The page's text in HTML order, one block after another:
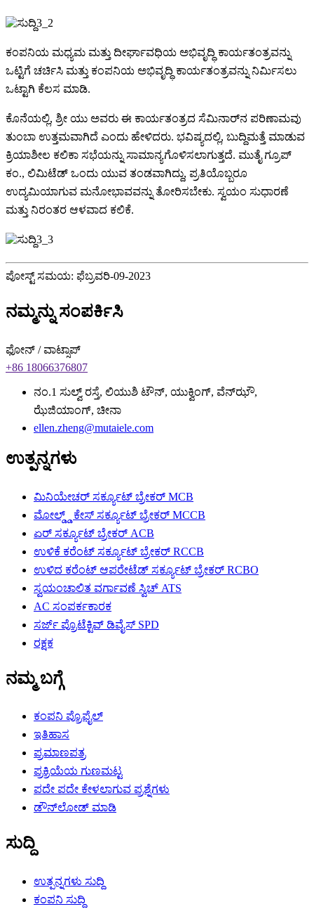
ಕಂಪನಿಯ ಮಧ್ಯಮ ಮತ್ತು ದೀರ್ಘಾವಧಿಯ ಅಭಿವೃದ್ಧಿ ಕಾರ್ಯತಂತ್ರವನ್ನು
ಒಟ್ಟಿಗೆ ಚರ್ಚಿಸಿ ಮತ್ತು ಕಂಪನಿಯ ಅಭಿವೃದ್ಧಿ ಕಾರ್ಯತಂತ್ರವನ್ನು ನಿರ್ಮಿಸಲು
ಒಟ್ಟಾಗಿ ಕೆಲಸ ಮಾಡಿ.
ಕೊನೆಯಲ್ಲಿ, ಶ್ರೀ ಯು ಅವರು ಈ ಕಾರ್ಯತಂತ್ರದ ಸೆಮಿನಾರ್‌ನ ಪರಿಣಾಮವು
ತುಂಬಾ ಉತ್ತಮವಾಗಿದೆ ಎಂದು ಹೇಳಿದರು. ಭವಿಷ್ಯದಲ್ಲಿ, ಬುದ್ದಿಮತ್ತೆ ಮಾಡುವ
ಕ್ರಿಯಾಶೀಲ ಕಲಿಕಾ ಸಭೆಯನ್ನು ಸಾಮಾನ್ಯಗೊಳಿಸಲಾಗುತ್ತದೆ. ಮುತೈ ಗ್ರೂಪ್
ಕಂ., ಲಿಮಿಟೆಡ್ ಒಂದು ಯುವ ತಂಡವಾಗಿದ್ದು, ಪ್ರತಿಯೊಬ್ಬರೂ
ಉದ್ಯಮಿಯಾಗುವ ಮನೋಭಾವವನ್ನು ತೋರಿಸಬೇಕು. ಸ್ವಯಂ ಸುಧಾರಣೆ
ಮತ್ತು ನಿರಂತರ ಆಳವಾದ ಕಲಿಕೆ.
ಪೋಸ್ಟ್ ಸಮಯ: ಫೆಬ್ರವರಿ-09-2023
ನಮ್ಮನ್ನು ಸಂಪರ್ಕಿಸಿ
ಫೋನ್ / ವಾಟ್ಸಾಪ್
+86 18066376807
ನಂ.1 ಸುಲ್ವ್ ರಸ್ತೆ, ಲಿಯುಶಿ ಟೌನ್, ಯುಕ್ವಿಂಗ್, ವೆನ್‌ಝೌ,
ಝೆಜಿಯಾಂಗ್, ಚೀನಾ
ellen.zheng@mutaiele.com
ಉತ್ಪನ್ನಗಳು
ಮಿನಿಯೇಚರ್ ಸರ್ಕ್ಯೂಟ್ ಬ್ರೇಕರ್ MCB
ಮೋಲ್ಡ್ಡ್ ಕೇಸ್ ಸರ್ಕ್ಯೂಟ್ ಬ್ರೇಕರ್ MCCB
ಏರ್ ಸರ್ಕ್ಯೂಟ್ ಬ್ರೇಕರ್ ACB
ಉಳಿಕೆ ಕರೆಂಟ್ ಸರ್ಕ್ಯೂಟ್ ಬ್ರೇಕರ್ RCCB
ಉಳಿದ ಕರೆಂಟ್ ಆಪರೇಟೆಡ್ ಸರ್ಕ್ಯೂಟ್ ಬ್ರೇಕರ್ RCBO
ಸ್ವಯಂಚಾಲಿತ ವರ್ಗಾವಣೆ ಸ್ವಿಚ್ ATS
AC ಸಂಪರ್ಕಕಾರಕ
ಸರ್ಜ್ ಪ್ರೊಟೆಕ್ಟಿವ್ ಡಿವೈಸ್ SPD
ರಕ್ಷಕ
ನಮ್ಮ ಬಗ್ಗೆ
ಕಂಪನಿ ಪ್ರೊಫೈಲ್
ಇತಿಹಾಸ
ಪ್ರಮಾಣಪತ್ರ
ಪ್ರಕ್ರಿಯೆಯ ಗುಣಮಟ್ಟ
ಪದೇ ಪದೇ ಕೇಳಲಾಗುವ ಪ್ರಶ್ನೆಗಳು
ಡೌನ್‌ಲೋಡ್ ಮಾಡಿ
ಸುದ್ದಿ
ಉತ್ಪನ್ನಗಳು ಸುದ್ದಿ
ಕಂಪನಿ ಸುದ್ದಿ